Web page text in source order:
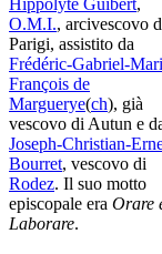
Hippolyte Guibert,
O.M.I., arcivescovo
Parigi, assistito da
Frédéric-Gabriel-
François de
Marguerye(ch), già
vescovo di Autun e
Joseph-Christian-
Bourret, vescovo di
Rodez. Il suo motto
episcopale era Orare
Laborare.